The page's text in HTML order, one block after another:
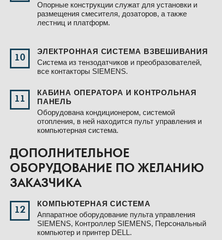
Опорные конструкции служат для установки и
размещения смесителя, дозаторов, а также
лестниц и платформ.
10
ЭЛЕКТРОННАЯ СИСТЕМА ВЗВЕШИВАНИЯ
Система из тензодатчиков и преобразователей,
все контакторы SIEMENS.
11
КАБИНА ОПЕРАТОРА И КОНТРОЛЬНАЯ
ПАНЕЛЬ
Оборудована кондиционером, системой
отопления, в ней находится пульт управления и
компьютерная система.
ДОПОЛНИТЕЛЬНОЕ
ОБОРУДОВАНИЕ ПО ЖЕЛАНИЮ
ЗАКАЗЧИКА
12
КОМПЬЮТЕРНАЯ СИСТЕМА
Аппаратное оборудование пульта управления
SIEMENS, Контроллер SIEMENS, Персональный
компьютер и принтер DELL.